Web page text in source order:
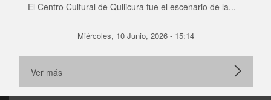
El Centro Cultural de Quilicura fue el escenario de la...
Miércoles, 10 Junio, 2026 - 15:14
Ver más